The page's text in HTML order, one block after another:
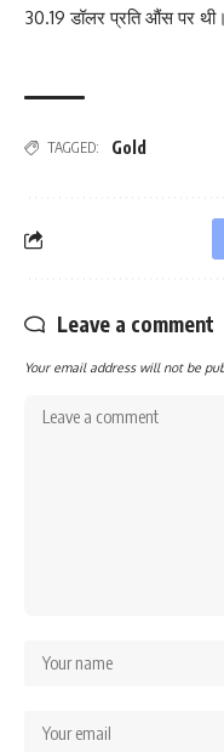
30.19 डॉलर प्रति औंस पर थी।
TAGGED: Gold
Leave a comment
Your email address will not be